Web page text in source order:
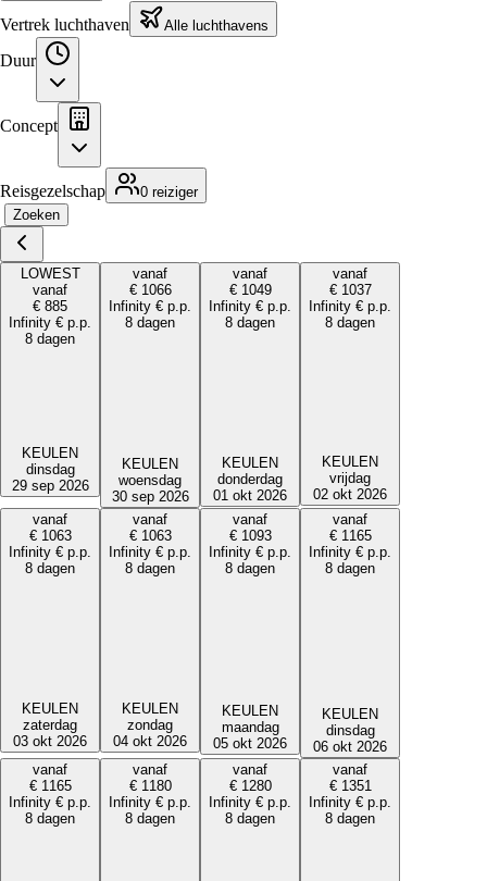
Vertrek luchthaven Alle luchthavens
Duur
Concept
Reisgezelschap
0 reiziger
Zoeken
LOWEST
vanaf
€ 885
Infinity € p.p.
8 dagen
KEULEN
dinsdag
29 sep 2026
vanaf
€ 1066
Infinity € p.p.
8 dagen
KEULEN
woensdag
30 sep 2026
vanaf
€ 1049
Infinity € p.p.
8 dagen
KEULEN
donderdag
01 okt 2026
vanaf
€ 1037
Infinity € p.p.
8 dagen
KEULEN
vrijdag
02 okt 2026
vanaf
€ 1063
Infinity € p.p.
8 dagen
KEULEN
zaterdag
03 okt 2026
vanaf
€ 1063
Infinity € p.p.
8 dagen
KEULEN
zondag
04 okt 2026
vanaf
€ 1093
Infinity € p.p.
8 dagen
KEULEN
maandag
05 okt 2026
vanaf
€ 1165
Infinity € p.p.
8 dagen
KEULEN
dinsdag
06 okt 2026
vanaf
€ 1165
Infinity € p.p.
8 dagen
vanaf
€ 1180
Infinity € p.p.
8 dagen
vanaf
€ 1280
Infinity € p.p.
8 dagen
vanaf
€ 1351
Infinity € p.p.
8 dagen